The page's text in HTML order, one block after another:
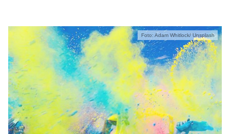
Foto: Adam Whitlock/ Unsplash